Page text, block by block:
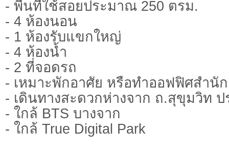
- พื้นที่ใช้สอยประมาณ 250 ตรม.
- 4 ห้องนอน
- 1 ห้องรับแขกใหญ่
- 4 ห้องน้ำ
- 2 ที่จอดรถ
- เหมาะพักอาศัย หรือทำออฟฟิศสำนั
- เดินทางสะดวกห่างจาก ถ.สุขุมวิท
- ใกล้ BTS บางจาก
- ใกล้ True Digital Park